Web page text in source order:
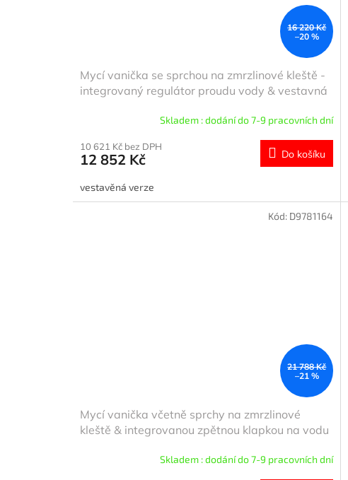
16 220 Kč
–20 %
Mycí vanička se sprchou na zmrzlinové kleště -
integrovaný regulátor proudu vody & vestavná
Skladem : dodání do 7-9 pracovních dní
10 621 Kč bez DPH
12 852 Kč Do košíku
vestavěná verze
21 788 Kč
–21 %
Mycí vanička včetně sprchy na zmrzlinové
kleště & integrovanou zpětnou klapkou na vodu
Skladem : dodání do 7-9 pracovních dní
Kód: D9781164